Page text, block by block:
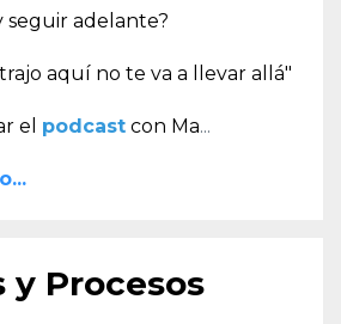
seguir adelante?
aquí no te va a llevar allá"
el podcast con Ma...
y Procesos